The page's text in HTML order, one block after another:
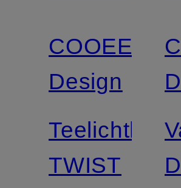
COOEE
Design
TWIST